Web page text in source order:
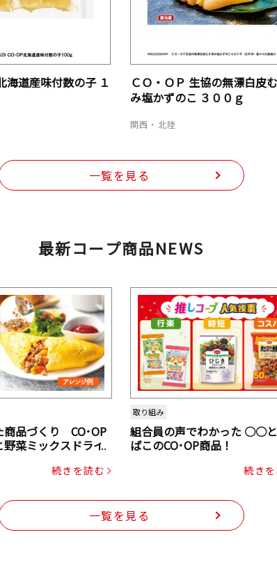
海道産味付数の子 １
ＣＯ・ＯＰ 生協の無漂白皮
み塩かずのこ ３００ｇ
関西・北陸
一覧を見る
最新コープ商品NEWS
商品づくり CO･OP
野菜ミックスドライ
続きを読む
取り組み
組合員の声でわかった ○○
ばこのCO･OP商品！
続き
一覧を見る